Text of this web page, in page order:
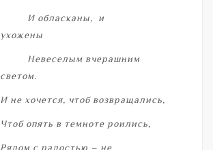
И обласканы, и
ухожены
Невеселым вчерашним
светом.
И не хочется, чтоб возвращались,
Чтоб опять в темноте роились,
Рядом с радостью – не